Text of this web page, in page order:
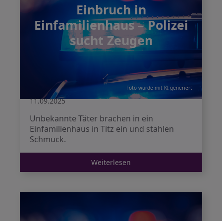
Einbruch in
Einfamilienhaus – Polizei
sucht Zeugen
Foto wurde mit KI generiert
11.09.2025
Unbekannte Täter brachen in ein
Einfamilienhaus in Titz ein und stahlen
Schmuck.
Weiterlesen